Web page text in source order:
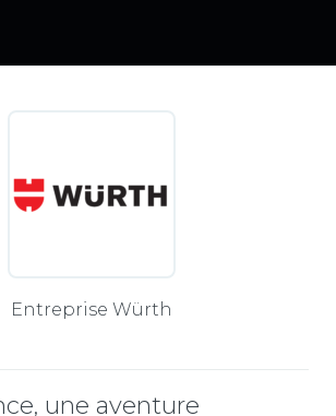
Entreprise Würth
une aventure